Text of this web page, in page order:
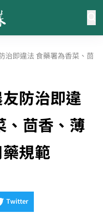
即違法 食藥署為香菜、茴
防治即違
茴香、薄
規範
Twitter